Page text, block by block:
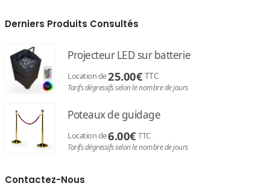
Derniers Produits Consultés
Projecteur LED sur batterie
Location de25.00€TTC
Tarifs dégressifs selon le nombre de jours
Poteaux de guidage
Location de6.00€TTC
Tarifs dégressifs selon le nombre de jours
Contactez-Nous